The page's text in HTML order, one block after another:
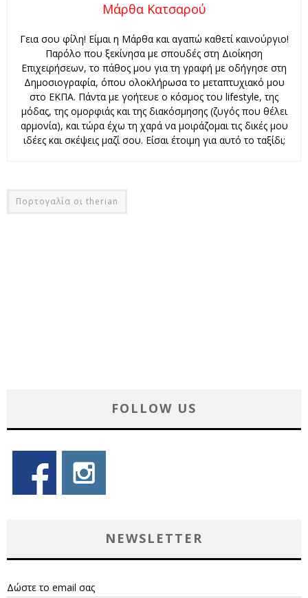
Μάρθα Κατσαρού
Γεια σου φίλη! Είμαι η Μάρθα και αγαπώ καθετί καινούργιο!
Παρόλο που ξεκίνησα με σπουδές στη Διοίκηση
Επιχειρήσεων, το πάθος μου για τη γραφή με οδήγησε στη
Δημοσιογραφία, όπου ολοκλήρωσα το μεταπτυχιακό μου
στο ΕΚΠΑ. Πάντα με γοήτευε ο κόσμος του lifestyle, της
μόδας, της ομορφιάς και της διακόσμησης (ζυγός που θέλει
αρμονία), και τώρα έχω τη χαρά να μοιράζομαι τις δικές μου
ιδέες και σκέψεις μαζί σου. Είσαι έτοιμη για αυτό το ταξίδι;
Πορτογαλία οι therian
FOLLOW US
NEWSLETTER
Δώστε το email σας